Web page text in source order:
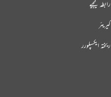
رابطہ کیجیے
کیریئر
ریختہ ایکسپلورر